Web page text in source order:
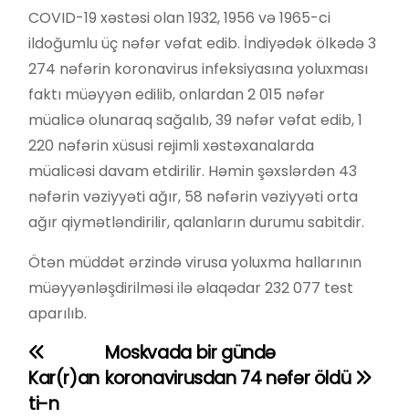
COVID-19 xəstəsi olan 1932, 1956 və 1965-ci
ildoğumlu üç nəfər vəfat edib. İndiyədək ölkədə 3
274 nəfərin koronavirus infeksiyasına yoluxması
faktı müəyyən edilib, onlardan 2 015 nəfər
müalicə olunaraq sağalıb, 39 nəfər vəfat edib, 1
220 nəfərin xüsusi rejimli xəstəxanalarda
müalicəsi davam etdirilir. Həmin şəxslərdən 43
nəfərin vəziyyəti ağır, 58 nəfərin vəziyyəti orta
ağır qiymətləndirilir, qalanların durumu sabitdir.
Ötən müddət ərzində virusa yoluxma hallarının
müəyyənləşdirilməsi ilə əlaqədar 232 077 test
aparılıb.
Y
a
Moskvada bir gündə
koronavirusdan 74 nəfər öldü
Kar(r)an
ti-n